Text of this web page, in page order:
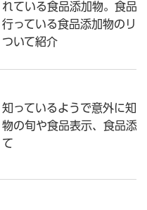
れている食品添加物。食品
行っている食品添加物のリ
ついて紹介
知っているようで意外に知
物の旬や食品表示、食品添
て